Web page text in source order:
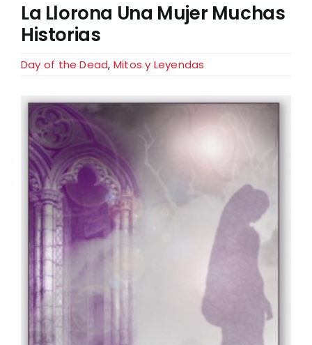
La Llorona Una Mujer Muchas
Historias
Day of the Dead, Mitos y Leyendas
View
Larger
Image